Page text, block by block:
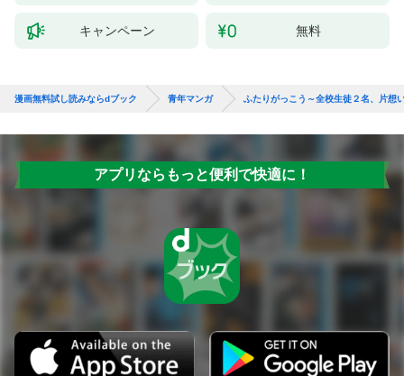
キャンペーン 無料
漫画無料試し読みならdブック 青年マンガ ふたりがっこう～全校生徒２名、片想
アプリならもっと便利で快適に！